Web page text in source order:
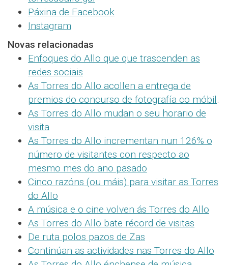
Páxina de Facebook
Instagram
Novas relacionadas
Enfoques do Allo que que trascenden as
redes sociais
As Torres do Allo acollen a entrega de
premios do concurso de fotografía co móbil.
As Torres do Allo mudan o seu horario de
visita
As Torres do Allo incrementan nun 126% o
número de visitantes con respecto ao
mesmo mes do ano pasado
Cinco razóns (ou máis) para visitar as Torres
do Allo
A música e o cine volven ás Torres do Allo
As Torres do Allo bate récord de visitas
De ruta polos pazos de Zas
Continúan as actividades nas Torres do Allo